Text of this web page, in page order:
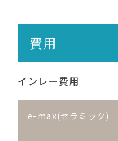
費用
インレー費用
e-max(セラミック)